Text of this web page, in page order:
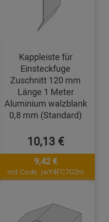
Kappleiste für
Einsteckfuge
Zuschnitt 120 mm
Länge 1 Meter
Aluminium walzblank
0,8 mm (Standard)
10,13 €
9,42 €
mit Code: jwY4FC7G2m